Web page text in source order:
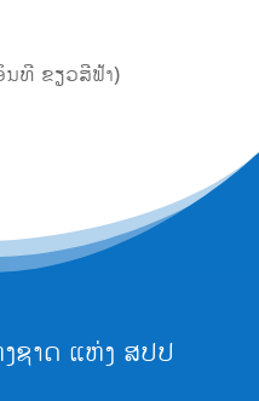
ນທີ ຂຽວສີຟ້າ)
ຊາດ ແຫ່ງ ສປປ